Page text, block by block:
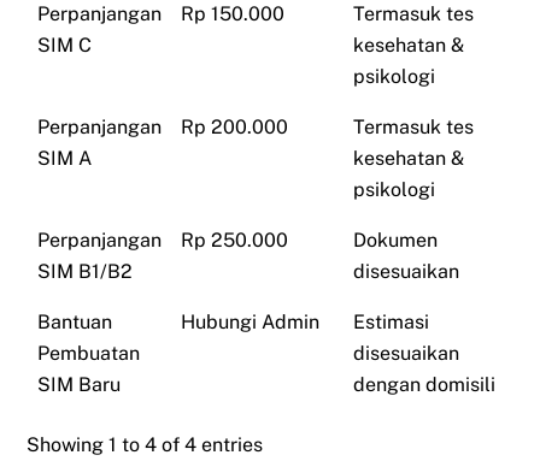
Perpanjangan
SIM C
Rp 150.000
Termasuk tes
kesehatan &
psikologi
Perpanjangan
SIM A
Rp 200.000
Termasuk tes
kesehatan &
psikologi
Perpanjangan
SIM B1/B2
Rp 250.000
Dokumen
disesuaikan
Bantuan
Pembuatan
SIM Baru
Hubungi Admin
Estimasi
disesuaikan
dengan domisili
Showing 1 to 4 of 4 entries